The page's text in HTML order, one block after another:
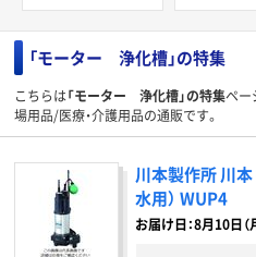
「モーター 浄化槽」の特集
こちらは「モーター 浄化槽」の特集ペー
場用品/医療・介護用品の通販です。
川本製作所 川
水用） WUP4
お届け日：8月10日（